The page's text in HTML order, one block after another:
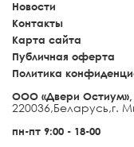
Новости
Контакты
Карта сайта
Публичная оферта
Политика
ООО «Двери Остиум»,
220036,Беларусь,г.
пн-пт 9:00 - 18-00